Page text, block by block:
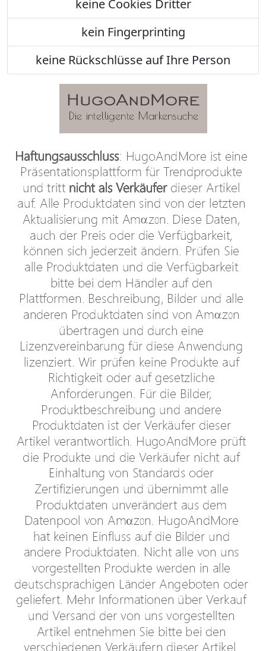
keine Cookies Dritter
kein Fingerprinting
keine Rückschlüsse auf Ihre Person